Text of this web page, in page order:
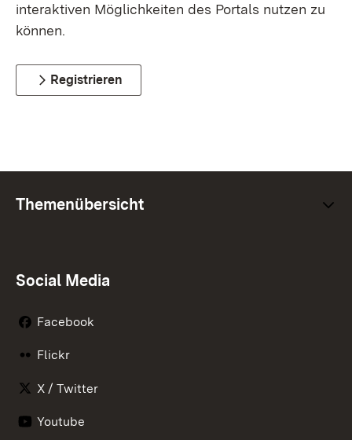
interaktiven Möglichkeiten des Portals nutzen zu
können.
Registrieren
Themenübersicht
Social Media
Facebook
Flickr
X / Twitter
Youtube